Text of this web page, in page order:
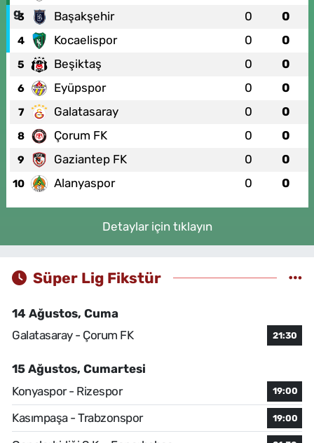
3 Başakşehir 0 0
4 Kocaelispor 0 0
5 Beşiktaş 0 0
6 Eyüpspor 0 0
7 Galatasaray 0 0
8 Çorum FK 0 0
9 Gaziantep FK 0 0
10 Alanyaspor 0 0
Detaylar için tıklayın
Süper Lig Fikstür
14 Ağustos, Cuma
Galatasaray - Çorum FK
21:30
15 Ağustos, Cumartesi
Konyaspor - Rizespor
19:00
Kasımpaşa - Trabzonspor 19:00